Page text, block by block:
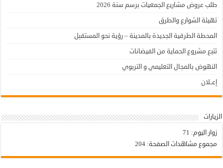
طلب عروض مشاريع الجمعيات برسم سنة 2026
تهيئة الشوارع والطرق
المحطة الطرقية الجديدة بالمدينة – رؤية نحو المستقبل
تتبع مشروع الحماية من الفيضانات
النهوض بالمجال التعليمي و التربوي
إعــلان
الزيارات
زوار اليوم: 71
مجموع مشاهدات الصفحة:204